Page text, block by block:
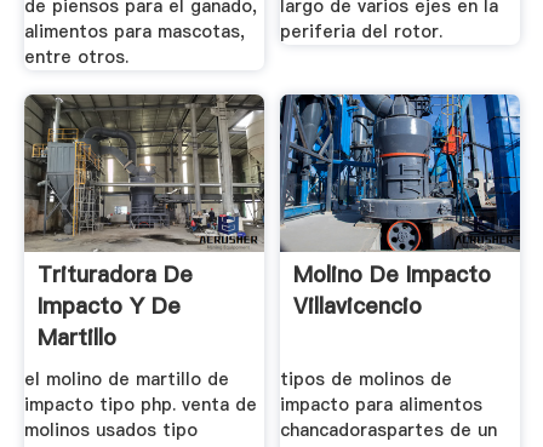
de piensos para el ganado,
alimentos para mascotas,
entre otros.
largo de varios ejes en la
periferia del rotor.
Trituradora De
Impacto Y De
Martillo
el molino de martillo de
impacto tipo php. venta de
molinos usados tipo
Molino De Impacto
Villavicencio
tipos de molinos de
impacto para alimentos
chancadoraspartes de un